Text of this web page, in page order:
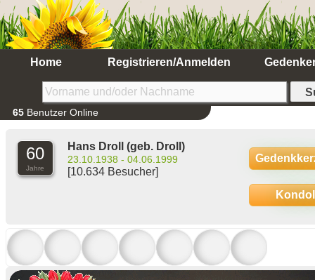
Home Registrieren/Anmelden
65 Benutzer Online
60
Jahre
Hans Droll (geb. Droll)
23.10.1938 - 04.06.1999
[10.634 Besucher]